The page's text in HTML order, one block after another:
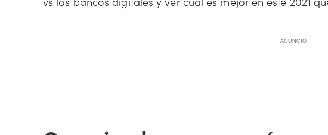
ANUNCIO